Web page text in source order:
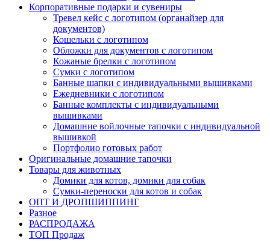
Корпоративные подарки и сувениры
Тревел кейс с логотипом (органайзер для
документов)
Кошельки с логотипом
Обложки для документов с логотипом
Кожаные брелки с логотипом
Сумки с логотипом
Банные шапки с индивидуальными вышивками
Ежедневники с логотипом
Банные комплекты с индивидуальными
вышивками
Домашние войлочные тапочки с индивидуальной
вышивкой
Портфолио готовых работ
Оригинальные домашние тапочки
Товары для животных
Домики для котов, домики для собак
Сумки-переноски для котов и собак
ОПТ И ДРОПШИППИНГ
Разное
РАСПРОДАЖА
ТОП Продаж